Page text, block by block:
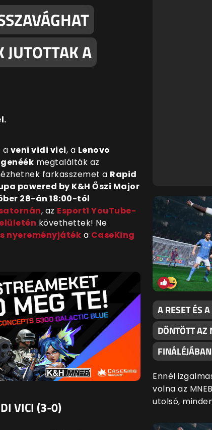
JUTOTTAK A
a veni vidi vici, a Lenovo
megtalálták az
farkasszemet a Rapid
powered by K&H Őszi Major
28-án 18:00-tól
, az Esport1 YouTube-
követhettek! Ne
nyereményjáték a CaseKing
VICI (3-0)
A RESET ÉS
DÖNTÖTT AZ
FINÁLÉJÁBAN
Ennél
volna az
utolsó,